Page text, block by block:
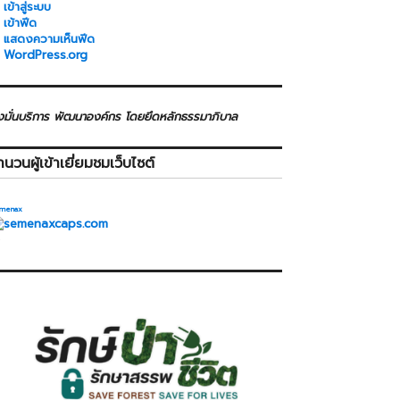
เข้าสู่ระบบ
เข้าฟีด
แสดงความเห็นฟีด
WordPress.org
มั่นบริการ พัฒนาองค์กร โดยยึดหลักธรรมาภิบาล
นวนผู้เข้าเยี่ยมชมเว็บไซต์